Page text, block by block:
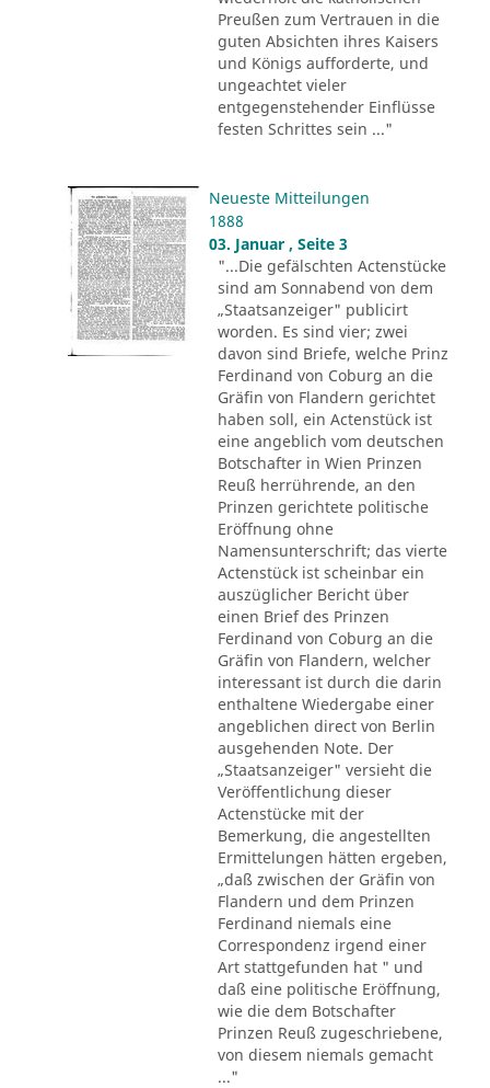
Preußen zum Vertrauen in die
guten Absichten ihres Kaisers
und Königs aufforderte, und
ungeachtet vieler
entgegenstehender Einflüsse
festen Schrittes sein ..."
Neueste Mitteilungen
1888
03. Januar , Seite 3
"...Die gefälschten Actenstücke
sind am Sonnabend von dem
„Staatsanzeiger" publicirt
worden. Es sind vier; zwei
davon sind Briefe, welche Prinz
Ferdinand von Coburg an die
Gräfin von Flandern gerichtet
haben soll, ein Actenstück ist
eine angeblich vom deutschen
Botschafter in Wien Prinzen
Reuß herrührende, an den
Prinzen gerichtete politische
Eröffnung ohne
Namensunterschrift; das vierte
Actenstück ist scheinbar ein
auszüglicher Bericht über
einen Brief des Prinzen
Ferdinand von Coburg an die
Gräfin von Flandern, welcher
interessant ist durch die darin
enthaltene Wiedergabe einer
angeblichen direct von Berlin
ausgehenden Note. Der
„Staatsanzeiger" versieht die
Veröffentlichung dieser
Actenstücke mit der
Bemerkung, die angestellten
Ermittelungen hätten ergeben,
„daß zwischen der Gräfin von
Flandern und dem Prinzen
Ferdinand niemals eine
Correspondenz irgend einer
Art stattgefunden hat " und
daß eine politische Eröffnung,
wie die dem Botschafter
Prinzen Reuß zugeschriebene,
von diesem niemals gemacht
..."